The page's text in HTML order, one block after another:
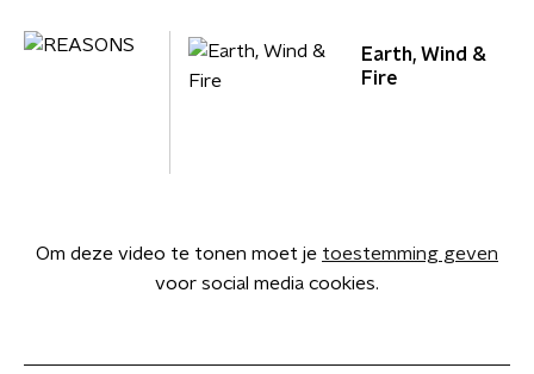
Earth, Wind &
Fire
Om deze video te tonen moet je toestemming geven
voor social media cookies.